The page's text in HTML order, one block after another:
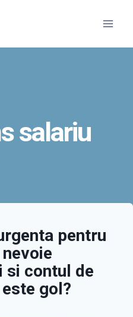
salariu
pentru
si contul de
gol?